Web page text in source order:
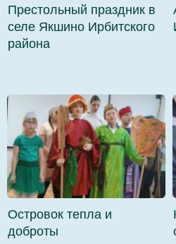
Престольный праздник в
селе Якшино Ирбитского
района
Островок тепла и
доброты